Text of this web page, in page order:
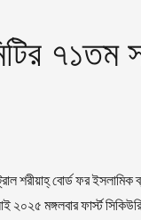
শরীয়াহ্ বোর্ড ফর ইসলামিক
২০২৫ মঙ্গলবার ফার্স্ট